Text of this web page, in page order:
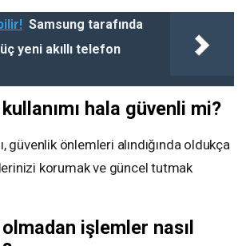
Samsung tarafında
yeni akıllı telefon
hala güvenli mi?
güvenlik önlemleri alındığında oldukça
korumak ve güncel tutmak
işlemler nasıl